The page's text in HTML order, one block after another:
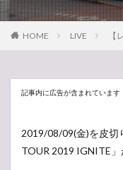
HOME LIVE
記事内に広告が含まれています
2019/08/09(金)を皮切
TOUR 2019 IGNITE」